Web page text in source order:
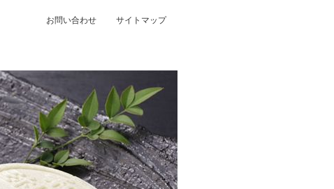
お問い合わせ サイトマップ